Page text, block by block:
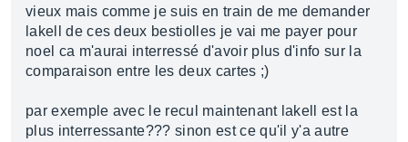
vieux mais comme je suis en train de me demander
lakell de ces deux bestiolles je vai me payer pour
noel ca m'aurai interressé d'avoir plus d'info sur la
comparaison entre les deux cartes ;)
par exemple avec le recul maintenant lakell est la
plus interressante??? sinon est ce qu'il y'a autre